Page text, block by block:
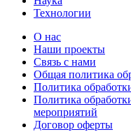
Технологии
О нас
Наши проекты
Связь с нами
Общая политика
Политика
Политика
мероприятий
Договор оферты